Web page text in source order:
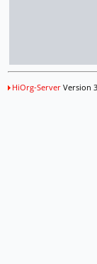
HiOrg-ServerVersion